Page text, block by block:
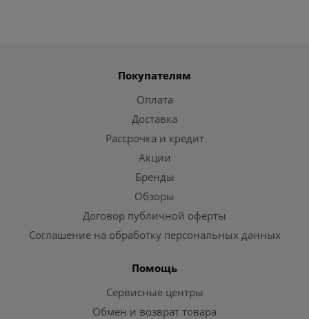
Покупателям
Оплата
Доставка
Рассрочка и кредит
Акции
Бренды
Обзоры
Договор публичной оферты
Соглашение на обработку персональных данных
Помощь
Сервисные центры
Обмен и возврат товара